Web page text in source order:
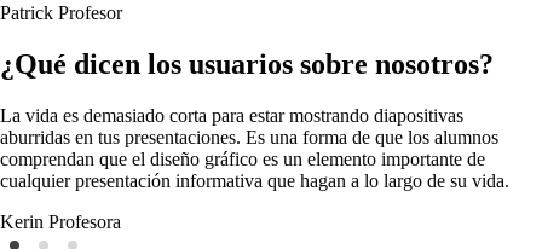
Patrick Profesor
¿Qué dicen los usuarios sobre nosotros?
La vida es demasiado corta para estar mostrando diapositivas
aburridas en tus presentaciones. Es una forma de que los alumnos
comprendan que el diseño gráfico es un elemento importante de
cualquier presentación informativa que hagan a lo largo de su vida.
Kerin Profesora